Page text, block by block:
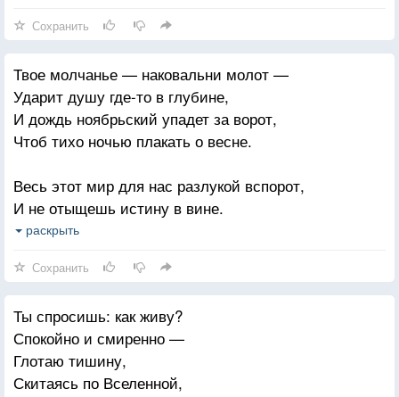
Не устану повторять:
- Для любви не важны сроки!
Поутру сиренью май
Распустился за окошком
Заварю зеленый чай.
Нежится на солнце кошка.
В поле, где цветет ромашка.
Мне дано тебя любить! —
Остальное все не важно.
Сохранить
Твое молчанье — наковальни молот —
Ударит душу где-то в глубине,
И дождь ноябрьский упадет за ворот,
Чтоб тихо ночью плакать о весне.
Весь этот мир для нас разлукой вспорот,
И не отыщешь истину в вине.
О, будь же проклят тот далекий город,
раскрыть
Сохранить
Ты спросишь: как живу?
Спокойно и смиренно —
Глотаю тишину,
Скитаясь по Вселенной,